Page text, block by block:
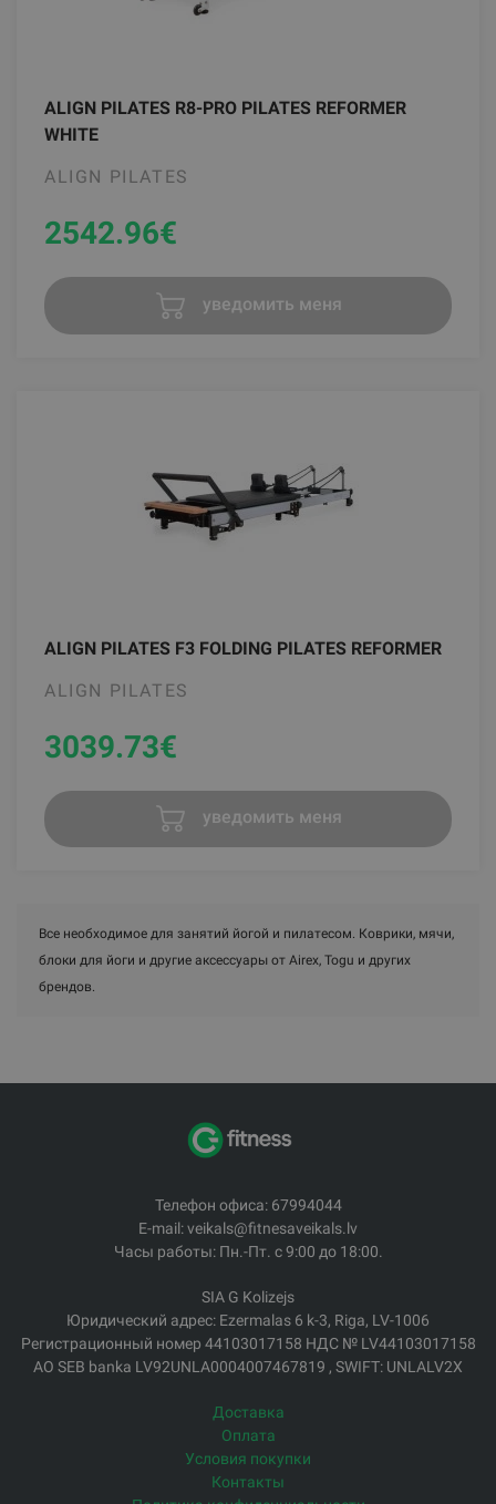
ALIGN PILATES R8-PRO PILATES REFORMER
WHITE
ALIGN PILATES
2542.96€
уведомить меня
ALIGN PILATES F3 FOLDING PILATES REFORMER
ALIGN PILATES
3039.73€
уведомить меня
Все необходимое для занятий йогой и пилатесом. Коврики, мячи,
блоки для йоги и другие аксессуары от Airex, Togu и других
брендов.
Телефон офиса: 67994044
E-mail: veikals@fitnesaveikals.lv
Часы работы: Пн.-Пт. с 9:00 до 18:00.
SIA G Kolizejs
Юридический адрес: Ezermalas 6 k-3, Riga, LV-1006
Регистрационный номер 44103017158 НДС № LV44103017158
АО SEB banka LV92UNLA0004007467819 , SWIFT: UNLALV2X
Доставка
Оплата
Условия покупки
Контакты